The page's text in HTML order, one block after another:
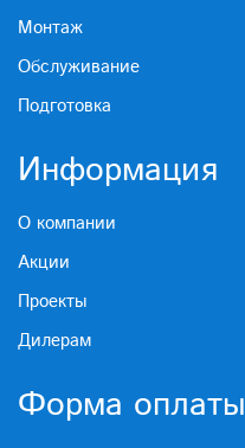
Монтаж
Обслуживание
Подготовка
Информация
О компании
Акции
Проекты
Дилерам
Форма оплаты